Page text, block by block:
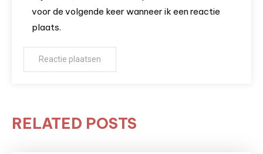
voor de volgende keer wanneer ik een reactie
plaats.
RELATED POSTS